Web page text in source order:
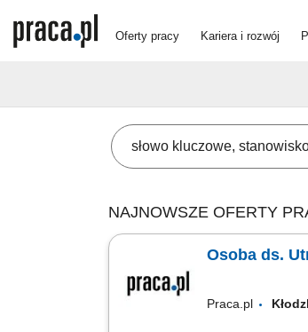
Oferty pracy Kariera i rozwój
NAJNOWSZE OFERTY
Osoba ds.
Praca.pl